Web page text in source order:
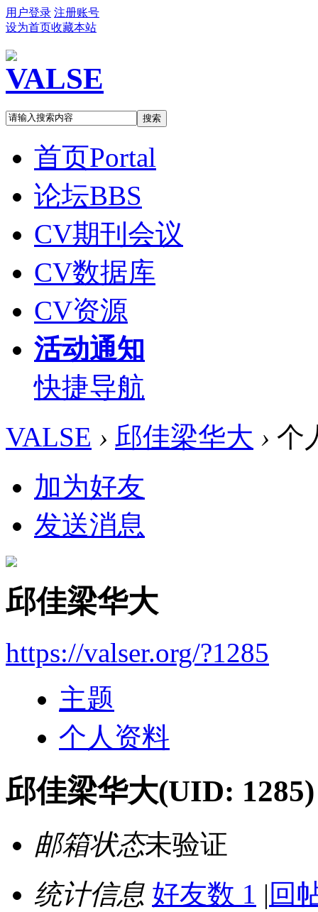
用户登录 注册账号
设为首页收藏本站
搜索
首页Portal
论坛BBS
CV期刊会议
CV数据库
CV资源
活动通知
快捷导航
VALSE › 邱佳梁华大 › 个
加为好友
发送消息
邱佳梁华大
https://valser.org/?1285
主题
个人资料
邱佳梁华大(UID: 1285)
邮箱状态未验证
统计信息 好友数 1 | 回